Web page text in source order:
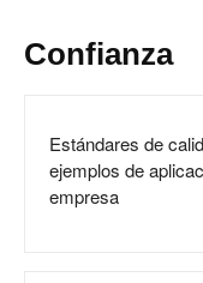
Confianza
Estándares de
ejemplos de
empresa